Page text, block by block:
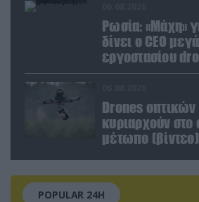
Ρωσία: «Μάχη»
δίνει ο CEO
εργοστασίου
Ανατίναξαν το
Drones
κυριαρχούν στο
μέτωπο (βίντεο)
POPULAR 24H